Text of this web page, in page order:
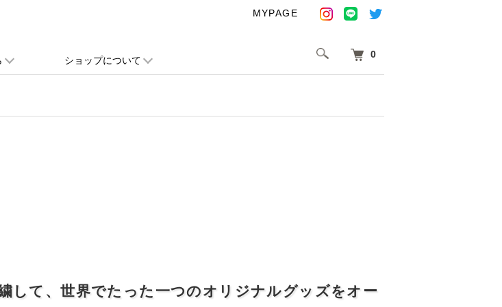
0
ショップについて
MYPAGE
して、世界でたった一つのオリジナルグッズをオー